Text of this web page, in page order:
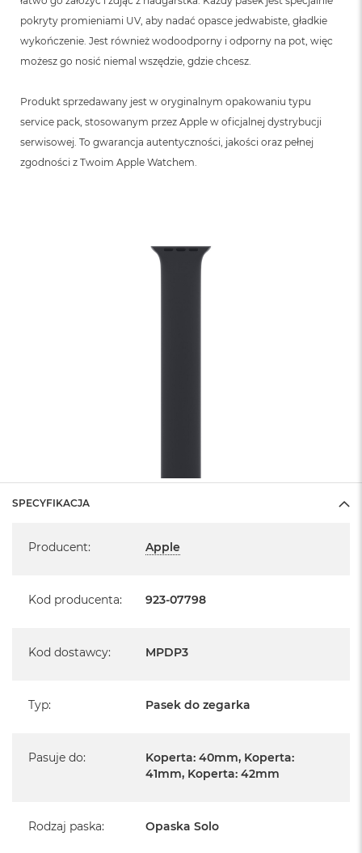
pokryty promieniami UV, aby nadać opasce jedwabiste, gładkie
wykończenie. Jest również wodoodporny i odporny na pot, więc
możesz go nosić niemal wszędzie, gdzie chcesz.
Produkt sprzedawany jest w oryginalnym opakowaniu typu
service pack, stosowanym przez Apple w oficjalnej dystrybucji
serwisowej. To gwarancja autentyczności, jakości oraz pełnej
zgodności z Twoim Apple Watchem.
SPECYFIKACJA
Producent: Apple
Kod producenta: 923-07798
Kod dostawcy: MPDP3
Typ: Pasek do zegarka
Pasuje do:
Koperta: 40mm, Koperta:
41mm, Koperta: 42mm
Rodzaj paska: Opaska Solo